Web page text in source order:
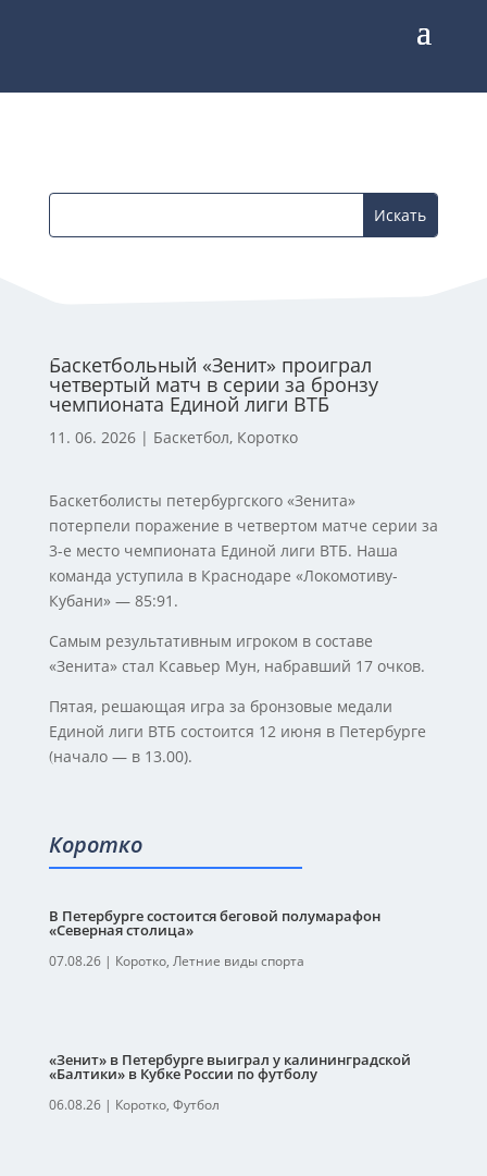
Баскетбольный «Зенит» проиграл
четвертый матч в серии за бронзу
чемпионата Единой лиги ВТБ
11. 06. 2026| Баскетбол, Коротко
Баскетболисты петербургского «Зенита»
потерпели поражение в четвертом матче серии за
3-е место чемпионата Единой лиги ВТБ. Наша
команда уступила в Краснодаре «Локомотиву-
Кубани» — 85:91.
Самым результативным игроком в составе
«Зенита» стал Ксавьер Мун, набравший 17 очков.
Пятая, решающая игра за бронзовые медали
Единой лиги ВТБ состоится 12 июня в Петербурге
(начало — в 13.00).
Коротко
В Петербурге состоится беговой полумарафон
«Северная столица»
07.08.26| Коротко, Летние виды спорта
«Зенит» в Петербурге выиграл у калининградской
«Балтики» в Кубке России по футболу
06.08.26| Коротко, Футбол